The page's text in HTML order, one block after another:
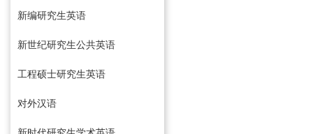
新编研究生英语
新世纪研究生公共英语
工程硕士研究生英语
对外汉语